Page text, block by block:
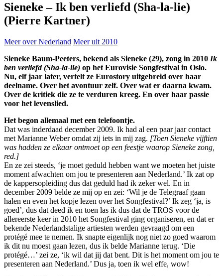
Sieneke –Ik ben verliefd (Sha-la-lie)
(Pierre Kartner)
Meer over Nederland Meer uit 2010
Sieneke Baum-Peeters, bekend als Sieneke (29), zong in 2010 Ik
ben verliefd (Sha-la-lie) op het Eurovisie Songfestival in Oslo.
Nu, elf jaar later, vertelt ze Eurostory uitgebreid over haar
deelname. Over het avontuur zelf. Over wat er daarna kwam.
Over de kritiek die ze te verduren kreeg. En over haar passie
voor het levenslied.
Het begon allemaal met een telefoontje.
Dat was inderdaad december 2009. Ik had al een paar jaar contact
met Marianne Weber omdat zij iets in mij zag. [Toen Sieneke vijftien
was hadden ze elkaar ontmoet op een feestje waarop Sieneke zong,
red.]
En ze zei steeds, ‘je moet geduld hebben want we moeten het juiste
moment afwachten om jou te presenteren aan Nederland.’ Ik zat op
de kappersopleiding dus dat geduld had ik zeker wel. En in
december 2009 belde ze mij op en zei: ‘Wil je de Telegraaf gaan
halen en even het kopje lezen over het Songfestival?’ Ik zeg ‘ja, is
goed’, dus dat deed ik en toen las ik dus dat de TROS voor de
allereerste keer in 2010 het Songfestival ging organiseren, en dat er
bekende Nederlandstalige artiesten werden gevraagd om een
protégé mee te nemen. Ik snapte eigenlijk nog niet zo goed waarom
ik dit nu moest gaan lezen, dus ik belde Marianne terug. ‘Die
protégé…’ zei ze, ‘ik wil dat jij dat bent. Dit is het moment om jou te
presenteren aan Nederland.’ Dus ja, toen ik wel effe, wow!